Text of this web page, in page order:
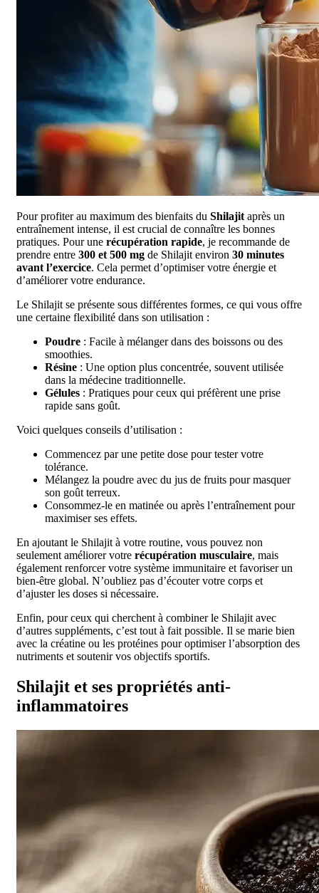
Pour profiter au maximum des bienfaits du Shilajit après un
entraînement intense, il est crucial de connaître les bonnes
pratiques. Pour une récupération rapide, je recommande de
prendre entre 300 et 500 mg de Shilajit environ 30 minutes
avant l’exercice. Cela permet d’optimiser votre énergie et
d’améliorer votre endurance.
Le Shilajit se présente sous différentes formes, ce qui vous offre
une certaine flexibilité dans son utilisation :
Poudre : Facile à mélanger dans des boissons ou des
smoothies.
Résine : Une option plus concentrée, souvent utilisée
dans la médecine traditionnelle.
Gélules : Pratiques pour ceux qui préfèrent une prise
rapide sans goût.
Voici quelques conseils d’utilisation :
Commencez par une petite dose pour tester votre
tolérance.
Mélangez la poudre avec du jus de fruits pour masquer
son goût terreux.
Consommez-le en matinée ou après l’entraînement pour
maximiser ses effets.
En ajoutant le Shilajit à votre routine, vous pouvez non
seulement améliorer votre récupération musculaire, mais
également renforcer votre système immunitaire et favoriser un
bien-être global. N’oubliez pas d’écouter votre corps et
d’ajuster les doses si nécessaire.
Enfin, pour ceux qui cherchent à combiner le Shilajit avec
d’autres suppléments, c’est tout à fait possible. Il se marie bien
avec la créatine ou les protéines pour optimiser l’absorption des
nutriments et soutenir vos objectifs sportifs.
Shilajit et ses propriétés anti-
inflammatoires